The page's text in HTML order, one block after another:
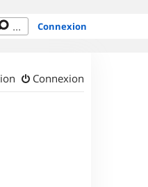
Connexion
Connexion